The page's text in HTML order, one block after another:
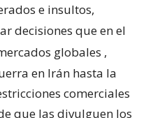
e insultos,
decisiones que en el
globales ,
en Irán hasta la
comerciales
que las divulguen los